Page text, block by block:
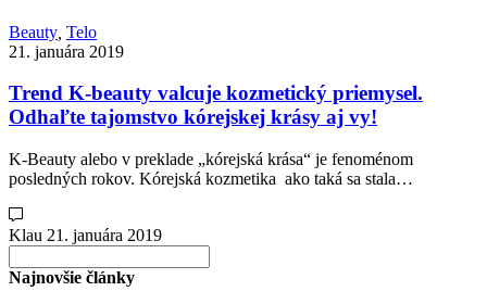
Beauty Telo
21. januára 2019
Trend K-beauty valcuje kozmetický priemysel.
Odhaľte tajomstvo kórejskej krásy aj vy!
K-Beauty alebo v preklade „kórejská krása“ je fenoménom
posledných rokov. Kórejská kozmetika ako taká sa stala…
Klau 21. januára 2019
for:
Najnovšie články